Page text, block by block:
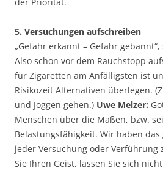
5. Versuchungen aufschreiben
„Gefahr erkannt – Gefahr
Also schon vor dem Rauchstopp
für Zigaretten am Anfälligsten ist
Risikozeit Alternativen überlegen.
und Joggen gehen.) Uwe Melzer:
Menschen über die Maßen, bzw.
Belastungsfähigkeit. Wir haben
jeder Versuchung oder Verführung
Sie Ihren Geist, lassen Sie sich